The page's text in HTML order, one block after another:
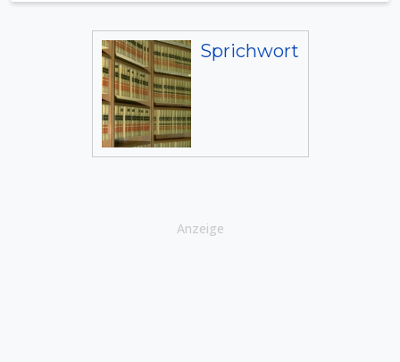
Sprichwort
Anzeige